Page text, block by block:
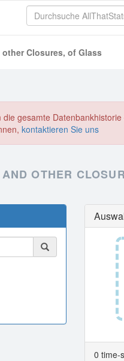
Closures, of Glass
die gesamte
kontaktieren Sie uns
OTHER
0 time-